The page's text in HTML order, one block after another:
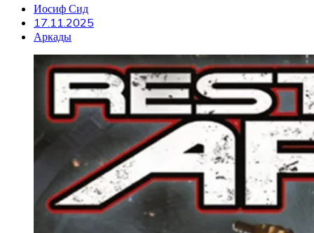
Иосиф Сид
17.11.2025
Аркады